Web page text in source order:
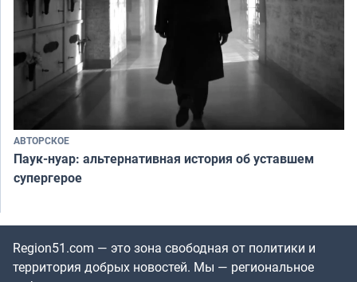
АВТОРСКОЕ
Паук-нуар: альтернативная история об уставшем
супергерое
Region51.com — это зона свободная от политики и
территория добрых новостей. Мы — региональное